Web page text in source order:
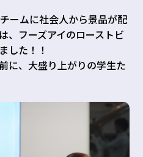
ームに社会人から景品が配
、フーズアイのローストビ
した！！
に、大盛り上がりの学生た